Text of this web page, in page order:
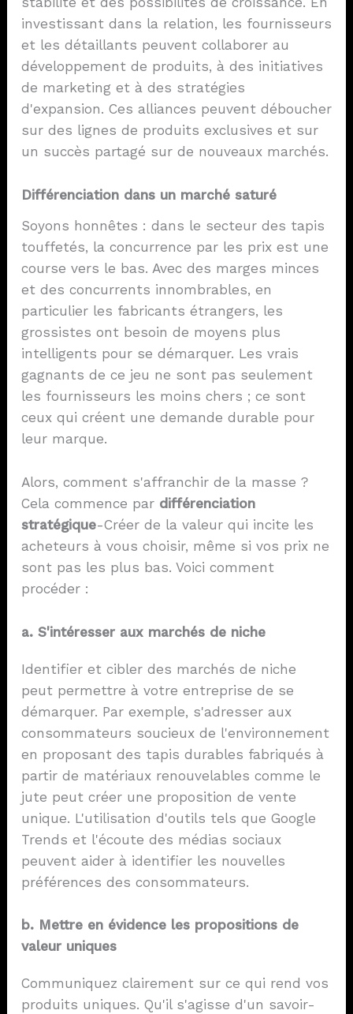
investissant dans la relation, les fournisseurs
et les détaillants peuvent collaborer au
développement de produits, à des initiatives
de marketing et à des stratégies
d'expansion. Ces alliances peuvent déboucher
sur des lignes de produits exclusives et sur
un succès partagé sur de nouveaux marchés.
Différenciation dans un marché saturé
Soyons honnêtes : dans le secteur des tapis
touffetés, la concurrence par les prix est une
course vers le bas. Avec des marges minces
et des concurrents innombrables, en
particulier les fabricants étrangers, les
grossistes ont besoin de moyens plus
intelligents pour se démarquer. Les vrais
gagnants de ce jeu ne sont pas seulement
les fournisseurs les moins chers ; ce sont
ceux qui créent une demande durable pour
leur marque.
Alors, comment s'affranchir de la masse ?
Cela commence par différenciation
stratégique-Créer de la valeur qui incite les
acheteurs à vous choisir, même si vos prix ne
sont pas les plus bas. Voici comment
procéder :
a. S'intéresser aux marchés de niche
Identifier et cibler des marchés de niche
peut permettre à votre entreprise de se
démarquer. Par exemple, s'adresser aux
consommateurs soucieux de l'environnement
en proposant des tapis durables fabriqués à
partir de matériaux renouvelables comme le
jute peut créer une proposition de vente
unique. L'utilisation d'outils tels que Google
Trends et l'écoute des médias sociaux
peuvent aider à identifier les nouvelles
préférences des consommateurs.
b. Mettre en évidence les propositions de
valeur uniques
Communiquez clairement sur ce qui rend vos
produits uniques. Qu'il s'agisse d'un savoir-